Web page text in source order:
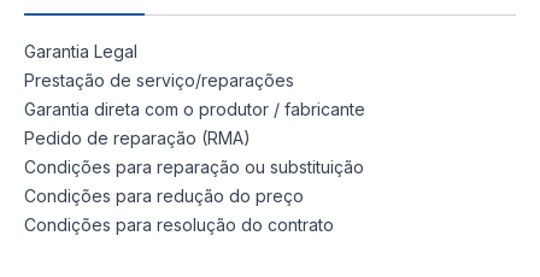
Garantia Legal
Prestação de serviço/reparações
Garantia direta com o produtor / fabricante
Pedido de reparação (RMA)
Condições para reparação ou substituição
Condições para redução do preço
Condições para resolução do contrato